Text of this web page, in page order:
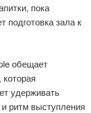
пока
подготовка зала к
обещает
удерживать
ритм выступления